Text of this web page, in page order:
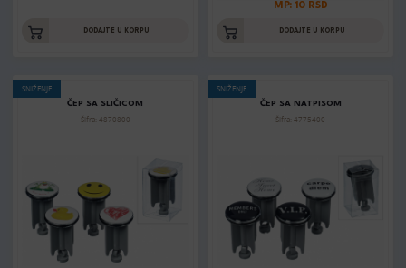
DODAJTE U KORPU
MP: 10 RSD
DODAJTE U KORPU
SNIŽENJE
ČEP SA SLIČICOM
Šifra: 4870800
SNIŽENJE
ČEP SA NATPISOM
Šifra: 4775400